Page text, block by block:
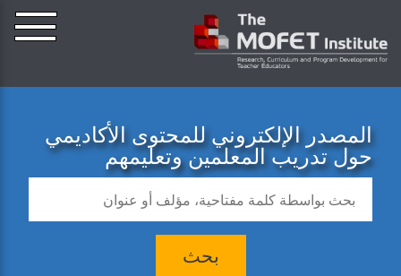
المصدر الإلكتروني للمحتوى الأكاديمي
حول تدريب المعلمين وتعليمهم
بحث